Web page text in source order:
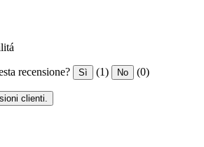
recensione? Sì (1) No (0)
clienti.